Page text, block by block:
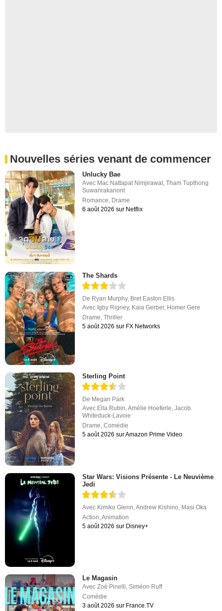
Nouvelles séries venant de commencer
Unlucky Bae
Avec Mac Nattapat Nimjirawat,Tham Tupthong
Suwanrakanont
Romance, Drame
6 août 2026 sur Netflix
The Shards
De Ryan Murphy, Bret Easton Ellis
Avec Igby Rigney, Kaia Gerber, Homer Gere
Drame ,Thriller
5 août 2026 sur FX Networks
Sterling Point
De Megan Park
Avec Ella Rubin,Amélie Hoeferle,Jacob
Whiteduck-Lavoie
Drame,Comédie
5 août 2026 sur Amazon Prime Video
Star Wars: Visions Présente - Le Neuvième
Jedi
Avec Kimiko Glenn,Andrew Kishino, Masi Oka
Action,Animation
5 août 2026 sur Disney+
Le Magasin
AvecZoé Pinelli ,Siméon Ruff
Comédie
3 août 2026 sur France.TV